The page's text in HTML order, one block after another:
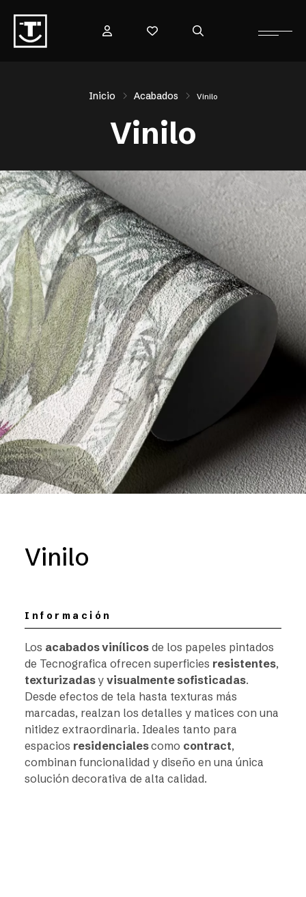
Inicio Acabados Vinilo
Vinilo
Vinilo
Información
Los acabados vinílicos de los papeles pintados
de Tecnografica ofrecen superficies resistentes,
texturizadas y visualmente sofisticadas.
Desde efectos de tela hasta texturas más
marcadas, realzan los detalles y matices con una
nitidez extraordinaria. Ideales tanto para
espacios residencialescomo contract,
combinan funcionalidad y diseño en una única
solución decorativa de alta calidad.